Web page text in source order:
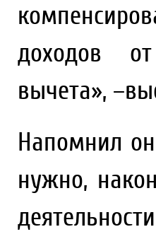
доходов
вычета»,
Напомнил
нужно,